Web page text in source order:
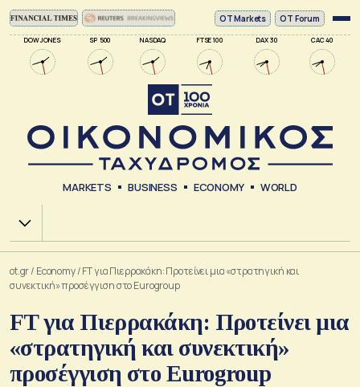
DOW JONES SP 500 NASDAQ FTSE 100 DAX 30 CAC 40
ΟΤ Markets OT Forum
MARKETS BUSINESS ECONOMY WORLD
Χ.Α.
ot.gr/ Economy/FT για Πιερρακάκη: Προτείνει μια «στρατηγική και
συνεκτική» προσέγγιση στο Eurogroup
FT για Πιερρακάκη: Προτείνει μια
«στρατηγική και συνεκτική»
προσέγγιση στο Eurogroup